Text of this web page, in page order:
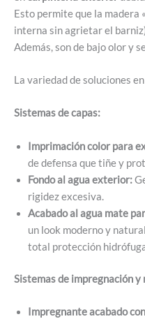
Esto permite que la madera
interna sin agrietar el
Además, son de bajo olor y
La variedad de soluciones
Sistemas de capas:
Imprimación color para
de defensa que tiñe y
Fondo al agua exterior:
rigidez excesiva.
Acabado al agua mate
un look moderno y
total protección
Sistemas de impregnación
Impregnante acabado